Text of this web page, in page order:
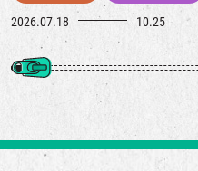
2026.07.18 10.25